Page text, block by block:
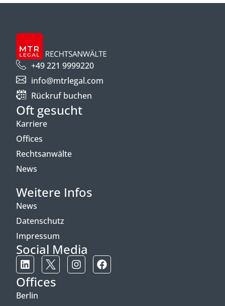
+49 221 9999220
info@mtrlegal.com
Rückruf buchen
Oft gesucht
Karriere
Offices
Rechtsanwälte
News
Weitere Infos
News
Datenschutz
Impressum
Social Media
Offices
Berlin